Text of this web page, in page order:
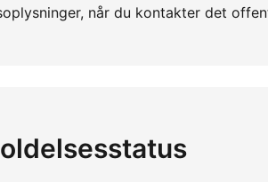
når du kontakter det